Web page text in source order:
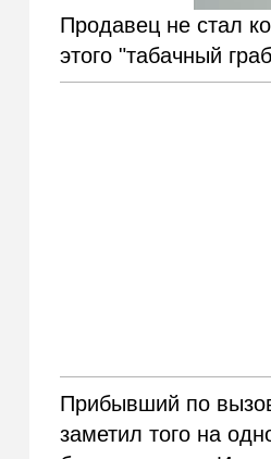
Продавец не стал
этого "табачный
Прибывший по
заметил того на